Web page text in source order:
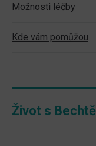
Možnosti léčby
Kde vám pomůžou
Život s